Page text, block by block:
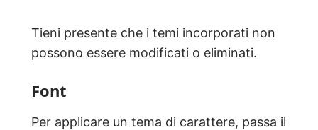
Tieni presente che i temi incorporati non
possono essere modificati o eliminati.
Font
Per applicare un tema di carattere, passa il